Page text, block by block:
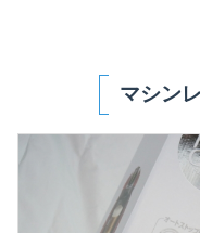
マシン